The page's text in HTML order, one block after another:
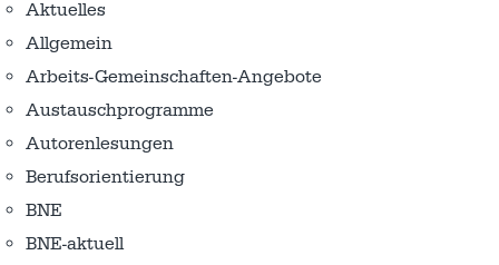
Aktuelles
Allgemein
Arbeits-Gemeinschaften-Angebote
Austausch­programme
Autorenlesungen
Berufsorientierung
BNE
BNE-aktuell